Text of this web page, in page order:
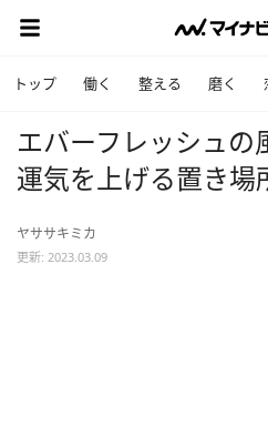
トップ 働く 整える 磨く
エバーフレッシュ
運気を上げる置き場
ヤササキミカ
更新: 2023.03.09